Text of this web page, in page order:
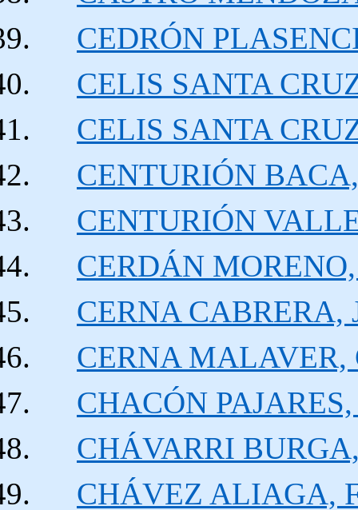
CEDRÓN
CELIS SANTA
CELIS SANTA
CENTURIÓN
CENTURIÓN
CERDÁN
CERNA CABRERA,
CERNA MALAVER,
CHACÓN
CHÁVARRI
CHÁVEZ ALIAGA,